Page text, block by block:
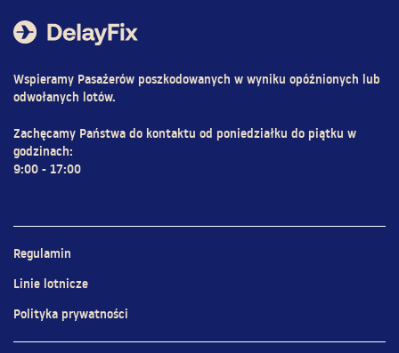
Wspieramy Pasażerów poszkodowanych w wyniku opóźnionych lub
odwołanych lotów.
Zachęcamy Państwa do kontaktu od poniedziałku do piątku w
godzinach:
9:00 - 17:00
Regulamin
Linie lotnicze
Polityka prywatności